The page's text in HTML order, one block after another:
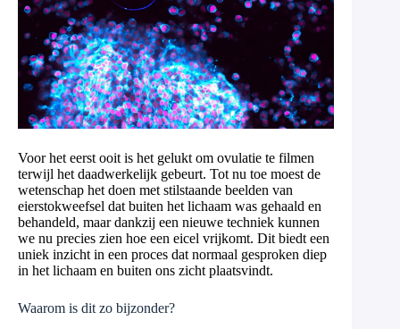
Voor het eerst ooit is het gelukt om ovulatie te filmen
terwijl het daadwerkelijk gebeurt. Tot nu toe moest de
wetenschap het doen met stilstaande beelden van
eierstokweefsel dat buiten het lichaam was gehaald en
behandeld, maar dankzij een nieuwe techniek kunnen
we nu precies zien hoe een eicel vrijkomt. Dit biedt een
uniek inzicht in een proces dat normaal gesproken diep
in het lichaam en buiten ons zicht plaatsvindt.
Waarom is dit zo bijzonder?